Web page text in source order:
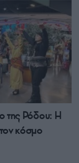
της Ρόδου: Η
κόσμο